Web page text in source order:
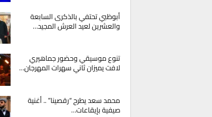
أبوظبي تحتفي بالذكرى السابعة
والعشرين لعيد العرش المجيد…
تنوع موسيقي وحضور جماهيري
لافت يميزان ثاني سهرات المهرجان…
محمد سعد يطرح “رقصينا” .. أغنية
صيفية بإيقاعات…